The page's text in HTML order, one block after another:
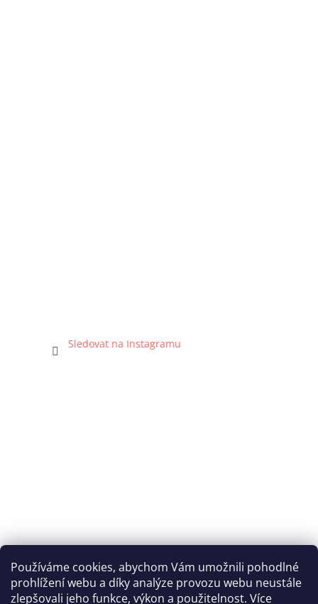
Používáme cookies, abychom Vám umožnili pohodlné
prohlížení webu a díky analýze provozu webu neustále
zlepšovali jeho funkce, výkon a použitelnost. Více
Sledovat na Instagramu
Katka Hromasová Foto